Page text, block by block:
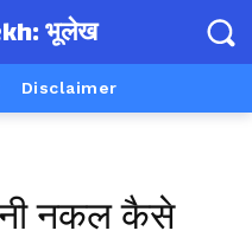
भूलेख
Disclaimer
नकल कैसे